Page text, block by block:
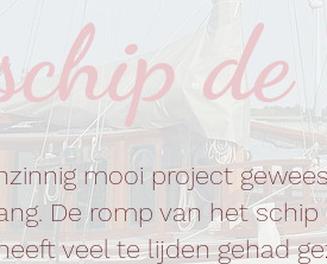
de
mooi project
De romp van het
veel te lijden gehad